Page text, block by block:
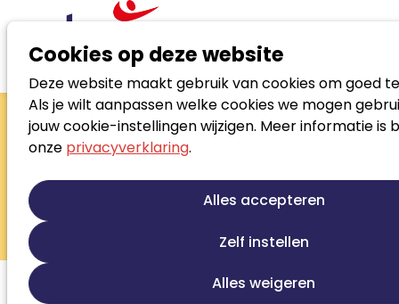
Cookies op deze website
Deze website maakt gebruik van cookies om goed
Als je wilt aanpassen welke cookies we mogen
jouw cookie-instellingen wijzigen. Meer informatie is
onze privacyverklaring.
Alles accepteren
Zelf instellen
Alles weigeren
Zoek loopbaanspecialist
Bente Wolters-
Vesper
Loopbaanontwikkeling
Beroepskeuze begeleiding
Sollicitatiebegeleiding